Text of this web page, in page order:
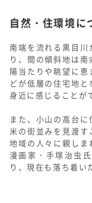
自然・住環境に
南端を流れる黒目
り、間の傾斜地は南
陽当たりや眺望に
どが低層の住宅地
身近に感じることが
また、小山の高台
米の街並みを見渡
地域の人々に親しま
漫画家・手塚治虫
り、現在も落ち着い